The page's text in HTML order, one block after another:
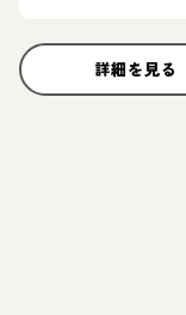
詳細を見る